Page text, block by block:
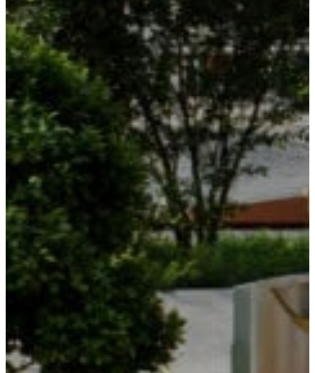
Follow us on Facebook
Follow us on Instagram
Follow us on TikTok
Follow us on Youtube